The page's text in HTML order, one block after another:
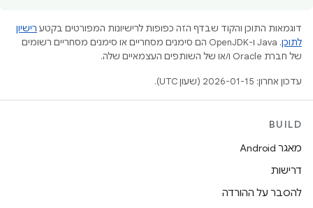
דוגמאות התוכן והקוד שבדף הזה כפופות לרישיונות המפורטים בקטע רישיון
לתוכן
.‏ Java ו-OpenJDK הם סימנים מסחריים או סימנים מסחריים רשומים
של חברת Oracle ו/או של השותפים העצמאיים שלה.
עדכון אחרון: 2026-01-15 (שעון UTC).
BUILD
מאגר Android
דרישות
להסבר על ההורדה